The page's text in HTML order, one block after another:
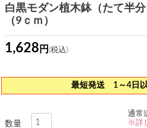
白黒モダン植木鉢（たて半分
（9ｃｍ）
1,628
最短発送 1～4日
通常
※詳